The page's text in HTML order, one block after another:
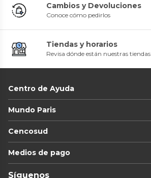
Cambios y Devoluciones
Conoce cómo pedirlos
Tiendas y horarios
Revisa dónde están nuestras tiendas
Centro de Ayuda
Mundo Paris
Cencosud
Medios de pago
Síguenos